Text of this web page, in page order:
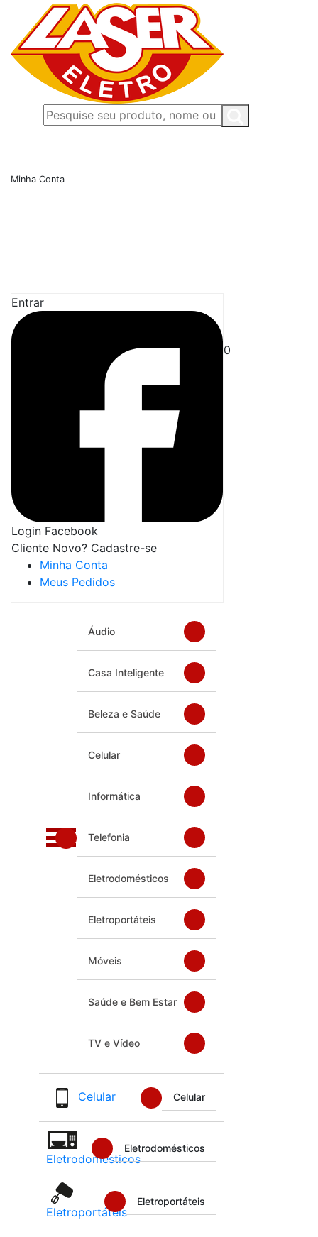
Minha Conta
Entrar
Login Facebook
Cliente Novo? Cadastre-se
Minha Conta
Meus Pedidos
0
Áudio
Casa Inteligente
Beleza e Saúde
Celular
Informática
Telefonia
Eletrodomésticos
Eletroportáteis
Móveis
Saúde e Bem Estar
TV e Vídeo
Celular Celular
Eletrodomésticos
Eletrodomésticos
Eletroportáteis
Eletroportáteis